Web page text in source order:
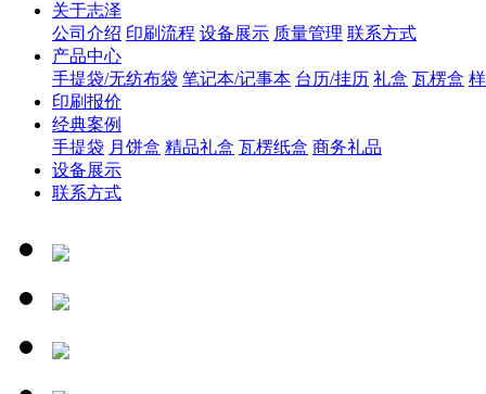
关于志泽
公司介绍 印刷流程 设备展示 质量管理 联系方式
产品中心
手提袋/无纺布袋 笔记本/记事本 台历/挂历 礼盒 瓦楞盒
印刷报价
经典案例
手提袋 月饼盒 精品礼盒 瓦楞纸盒 商务礼品
设备展示
联系方式